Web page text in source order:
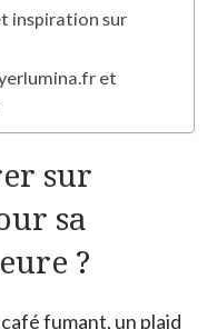
inspiration sur
et
sur
sa
?
fumant, un plaid